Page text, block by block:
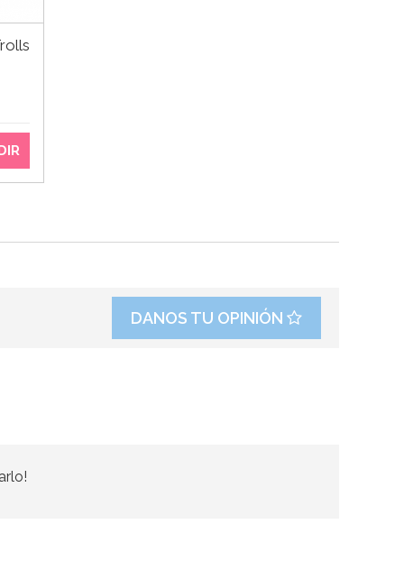
DANOS TU OPINIÓN